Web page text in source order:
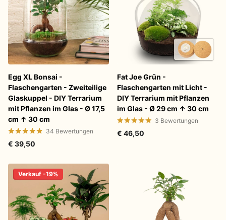
Egg XL Bonsai -
Flaschengarten - Zweiteilige
Glaskuppel - DIY Terrarium
mit Pflanzen im Glas - Ø 17,5
cm ↑ 30 cm
34 Bewertungen
€ 39,50
Fat Joe Grün -
Flaschengarten mit Licht -
DIY Terrarium mit Pflanzen
im Glas - Ø 29 cm ↑ 30 cm
3 Bewertungen
€ 46,50
Verkauf -19%